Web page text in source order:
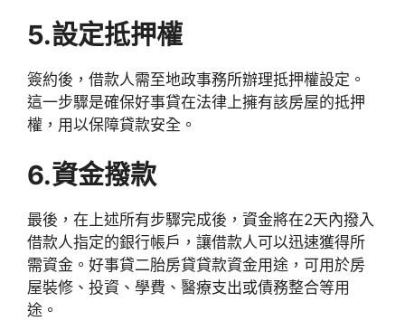
5.設定抵押權
簽約後，借款人需至地政事務所辦理抵押權設定。
這一步驟是確保好事貸在法律上擁有該房屋的抵押
權，用以保障貸款安全。
6.資金撥款
最後，在上述所有步驟完成後，資金將在2天內撥入
借款人指定的銀行帳戶，讓借款人可以迅速獲得所
需資金。好事貸二胎房貸貸款資金用途，可用於房
屋裝修、投資、學費、醫療支出或債務整合等用
途。